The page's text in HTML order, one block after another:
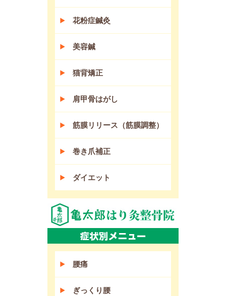
花粉症鍼灸
美容鍼
猫背矯正
肩甲骨はがし
筋膜リリース（筋膜調整）
巻き爪補正
ダイエット
腰痛
ぎっくり腰